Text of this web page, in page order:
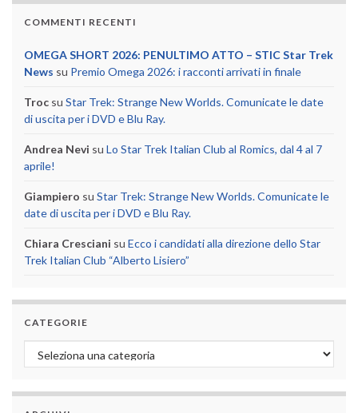
COMMENTI RECENTI
OMEGA SHORT 2026: PENULTIMO ATTO – STIC Star Trek
News su Premio Omega 2026: i racconti arrivati in finale
Troc su Star Trek: Strange New Worlds. Comunicate le date
di uscita per i DVD e Blu Ray.
Andrea Nevi su Lo Star Trek Italian Club al Romics, dal 4 al 7
aprile!
Giampiero su Star Trek: Strange New Worlds. Comunicate le
date di uscita per i DVD e Blu Ray.
Chiara Cresciani su Ecco i candidati alla direzione dello Star
Trek Italian Club “Alberto Lisiero”
CATEGORIE
Categorie